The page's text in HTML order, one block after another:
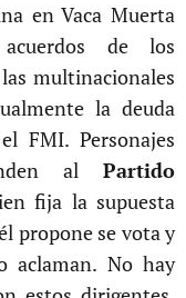
en Vaca Muerta
de los
multinacionales
la deuda
FMI. Personajes
al Partido
fija la supuesta
propone se vota y
aclaman. No hay